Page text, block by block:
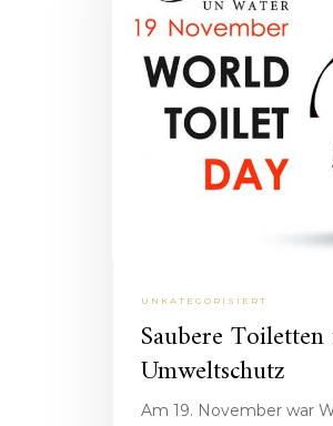
UNKATEGORISIERT
Saubere
Umweltschutz
Am 19. November war